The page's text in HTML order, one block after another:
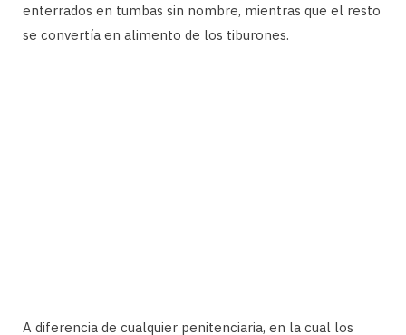
enterrados en tumbas sin nombre, mientras que el resto
se convertía en alimento de los tiburones.
A diferencia de cualquier penitenciaria, en la cual los